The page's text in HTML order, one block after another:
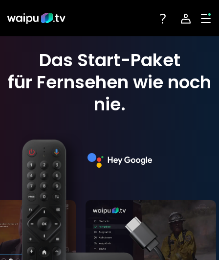
Jetzt buchen
Fernsehen
Toggle navigation
Account
Jetzt buchen
Login
Das Start-Paket
für Fernsehen wie noch
nie.